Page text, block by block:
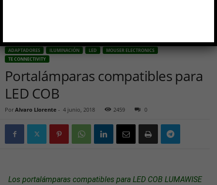
ADAPTADORES ILUMINACIÓN LED
MOUSER ELECTRONICS
TE CONNECTIVITY
Portalámparas compatibles para
LED COB
Por Alvaro Llorente - 4 junio, 2018 2459 0
Los portalámparas compatibles para LEDCOB LUMAWISE